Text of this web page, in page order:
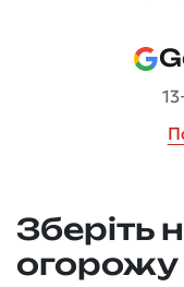
Зберіть
огорожу